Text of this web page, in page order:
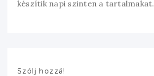
készítik napi szinten a tartalmakat.
Szólj hozzá!